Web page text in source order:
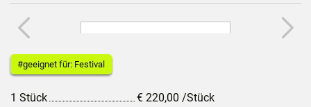
#geeignet für: Festival
1 Stück € 220,00 /Stück